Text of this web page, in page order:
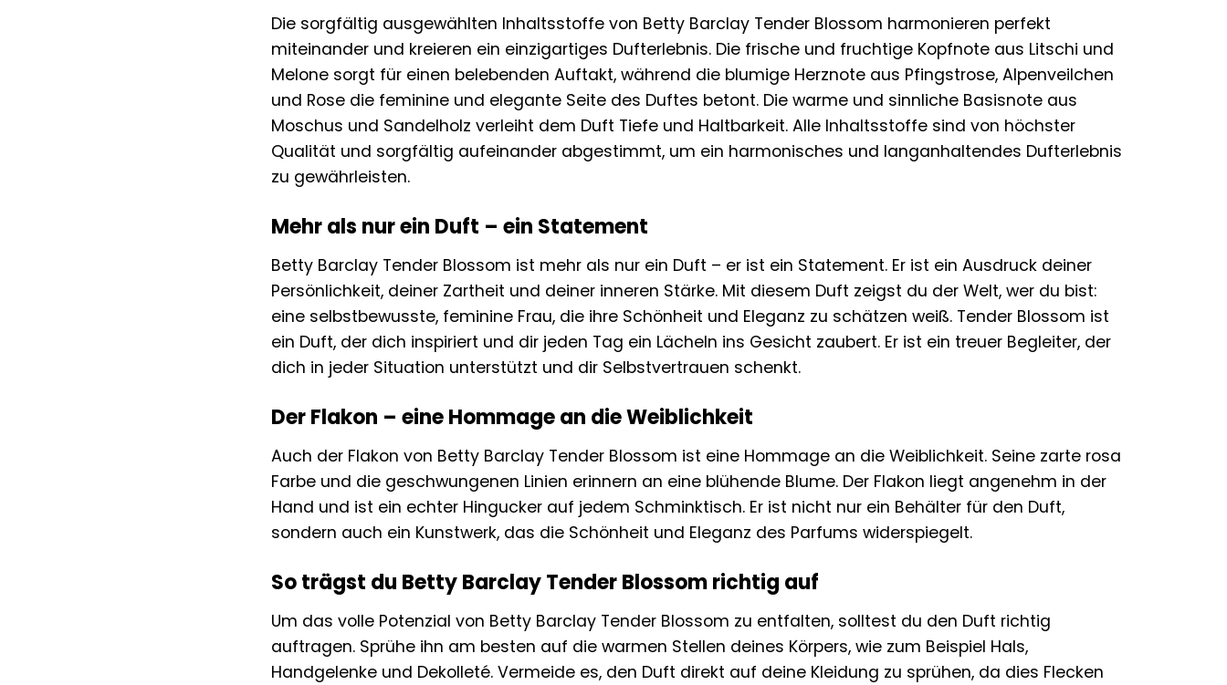
Die sorgfältig ausgewählten Inhaltsstoffe von Betty Barclay Tender Blossom harmonieren perfekt
miteinander und kreieren ein einzigartiges Dufterlebnis. Die frische und fruchtige Kopfnote aus Litschi und
Melone sorgt für einen belebenden Auftakt, während die blumige Herznote aus Pfingstrose, Alpenveilchen
und Rose die feminine und elegante Seite des Duftes betont. Die warme und sinnliche Basisnote aus
Moschus und Sandelholz verleiht dem Duft Tiefe und Haltbarkeit. Alle Inhaltsstoffe sind von höchster
Qualität und sorgfältig aufeinander abgestimmt, um ein harmonisches und langanhaltendes Dufterlebnis
zu gewährleisten.
Mehr als nur ein Duft – ein Statement
Betty Barclay Tender Blossom ist mehr als nur ein Duft – er ist ein Statement. Er ist ein Ausdruck deiner
Persönlichkeit, deiner Zartheit und deiner inneren Stärke. Mit diesem Duft zeigst du der Welt, wer du bist:
eine selbstbewusste, feminine Frau, die ihre Schönheit und Eleganz zu schätzen weiß. Tender Blossom ist
ein Duft, der dich inspiriert und dir jeden Tag ein Lächeln ins Gesicht zaubert. Er ist ein treuer Begleiter, der
dich in jeder Situation unterstützt und dir Selbstvertrauen schenkt.
Der Flakon – eine Hommage an die Weiblichkeit
Auch der Flakon von Betty Barclay Tender Blossom ist eine Hommage an die Weiblichkeit. Seine zarte rosa
Farbe und die geschwungenen Linien erinnern an eine blühende Blume. Der Flakon liegt angenehm in der
Hand und ist ein echter Hingucker auf jedem Schminktisch. Er ist nicht nur ein Behälter für den Duft,
sondern auch ein Kunstwerk, das die Schönheit und Eleganz des Parfums widerspiegelt.
So trägst du Betty Barclay Tender Blossom richtig auf
Um das volle Potenzial von Betty Barclay Tender Blossom zu entfalten, solltest du den Duft richtig
auftragen. Sprühe ihn am besten auf die warmen Stellen deines Körpers, wie zum Beispiel Hals,
Handgelenke und Dekolleté. Vermeide es, den Duft direkt auf deine Kleidung zu sprühen, da dies Flecken